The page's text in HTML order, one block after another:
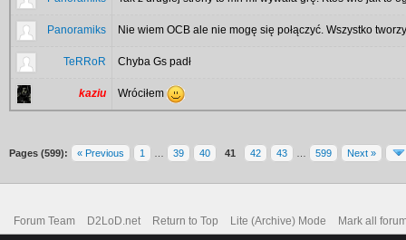
Panoramiks Nie wiem OCB ale nie mogę się połączyć. Wszystko
TeRRoR Chyba Gs padł
kaziu Wróciłem
Pages (599): « Previous 1 39 40 41 42 43 599 Next »
Forum Team D2LoD.net Return to Top Lite (Archive) Mode Mark all